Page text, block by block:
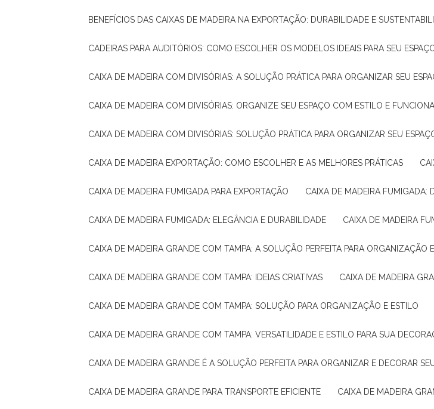
BENEFÍCIOS DAS CAIXAS DE MADEIRA NA EXPORTAÇÃO: DURABILIDADE E
CADEIRAS PARA AUDITÓRIOS: COMO ESCOLHER OS MODELOS IDEAIS PARA SEU
CAIXA DE MADEIRA COM DIVISÓRIAS: A SOLUÇÃO PRÁTICA PARA ORGANIZAR SEU
CAIXA DE MADEIRA COM DIVISÓRIAS: ORGANIZE SEU ESPAÇO COM ESTILO E
CAIXA DE MADEIRA COM DIVISÓRIAS: SOLUÇÃO PRÁTICA PARA ORGANIZAR SEU
CAIXA DE MADEIRA EXPORTAÇÃO: COMO ESCOLHER E AS MELHORES PRÁTICAS
CAIXA DE MADEIRA FUMIGADA PARA EXPORTAÇÃO CAIXA DE MADEIRA
CAIXA DE MADEIRA FUMIGADA: ELEGÂNCIA E DURABILIDADE CAIXA DE MADEIRA
CAIXA DE MADEIRA GRANDE COM TAMPA: A SOLUÇÃO PERFEITA PARA ORGANIZAÇÃO
CAIXA DE MADEIRA GRANDE COM TAMPA: IDEIAS CRIATIVAS CAIXA DE MADEIRA
CAIXA DE MADEIRA GRANDE COM TAMPA: SOLUÇÃO PARA ORGANIZAÇÃO E ESTILO
CAIXA DE MADEIRA GRANDE COM TAMPA: VERSATILIDADE E ESTILO PARA SUA
CAIXA DE MADEIRA GRANDE É A SOLUÇÃO PERFEITA PARA ORGANIZAR E DECORAR
CAIXA DE MADEIRA GRANDE PARA TRANSPORTE EFICIENTE CAIXA DE MADEIRA